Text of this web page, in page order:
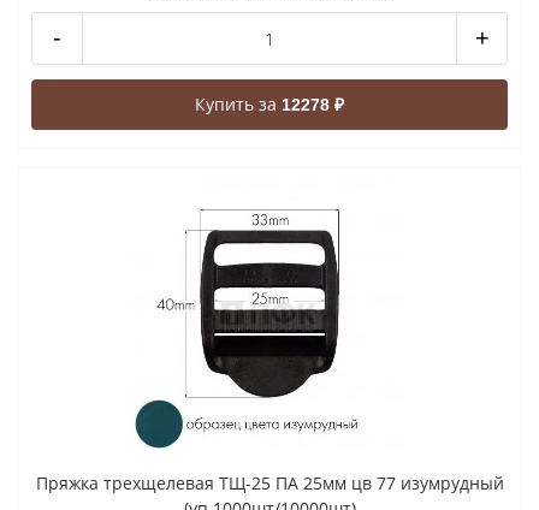
- +
Купить за 12278 ₽
Пряжка трехщелевая ТЩ-25 ПА 25мм цв 77 изумрудный